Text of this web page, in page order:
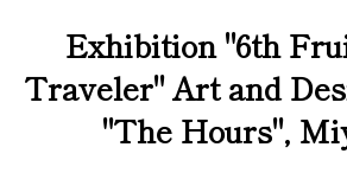
Exhibition "6th
Traveler" Art and
"The Hours",